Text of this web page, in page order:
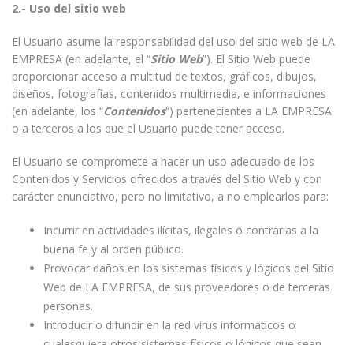
2.- Uso del sitio web
El Usuario asume la responsabilidad del uso del sitio web de LA
EMPRESA (en adelante, el “Sitio Web”). El Sitio Web puede
proporcionar acceso a multitud de textos, gráficos, dibujos,
diseños, fotografías, contenidos multimedia, e informaciones
(en adelante, los “Contenidos“) pertenecientes a LA EMPRESA
o a terceros a los que el Usuario puede tener acceso.
El Usuario se compromete a hacer un uso adecuado de los
Contenidos y Servicios ofrecidos a través del Sitio Web y con
carácter enunciativo, pero no limitativo, a no emplearlos para:
Incurrir en actividades ilícitas, ilegales o contrarias a la
buena fe y al orden público.
Provocar daños en los sistemas físicos y lógicos del Sitio
Web de LA EMPRESA, de sus proveedores o de terceras
personas.
Introducir o difundir en la red virus informáticos o